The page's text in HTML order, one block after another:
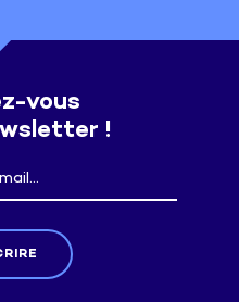
vous
!